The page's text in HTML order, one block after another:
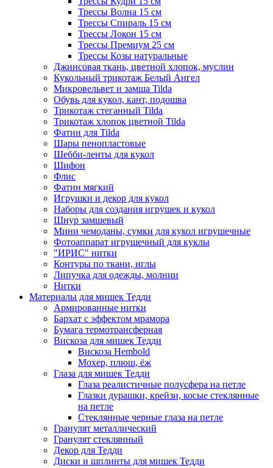
Трессы Волна 15 см
Трессы Спираль 15 см
Трессы Локон 15 см
Трессы Премиум 25 см
Трессы Козы натуральные
Джинсовая ткань, цветной хлопок, муслин
Кукольный трикотаж Белый Ангел
Микровельвет и замша Tilda
Обувь для кукол, кант, подошва
Трикотаж стеганный Tilda
Трикотаж хлопок цветной Tilda
Фатин для Tilda
Шары пенопластовые
Шебби-ленты для кукол
Шифон
Флис
Фатин мягкий
Игрушки и декор для кукол
Наборы для создания игрушек и кукол
Шнур замшевый
Мини чемоданы, сумки для кукол игрушечные
Фотоаппарат игрушечный для куклы
"ИРИС" нитки
Контуры по ткани, иглы
Липучка для одежды, молнии
Нитки
Материалы для мишек Тедди
Армированные нитки
Бархат с эффектом мрамора
Бумага термотрансферная
Вискоза для мишек Тедди
Вискоза Hembold
Мохер, плюш, ёж
Глаза для мишек Тедди
Глаза реалистичные полусфера на петле
Глазки дурашки, крейзи, косые стеклянные
на петле
Стеклянные черные глаза на петле
Гранулят металлический
Гранулят стеклянный
Декор для Тедди
Диски и шплинты для мишек Тедди